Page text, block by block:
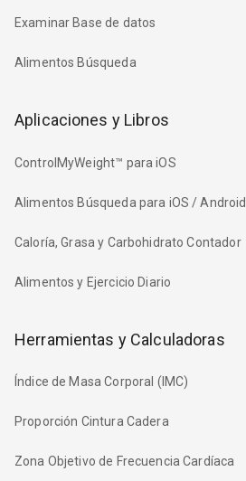
Examinar Base de datos
Alimentos Búsqueda
Aplicaciones y Libros
ControlMyWeight™ para iOS
Alimentos Búsqueda para iOS / Android
Caloría, Grasa y Carbohidrato Contador
Alimentos y Ejercicio Diario
Herramientas y Calculadoras
Índice de Masa Corporal (IMC)
Proporción Cintura Cadera
Zona Objetivo de Frecuencia Cardíaca